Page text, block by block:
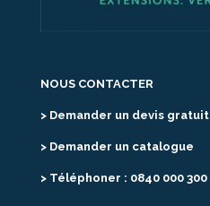
NOUS CONTACTER
> Demander un devis gratuit
> Demander un catalogue
> Téléphoner : 0840 000 300